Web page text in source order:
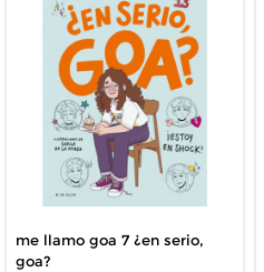
me llamo goa 7 ¿en serio,
goa?